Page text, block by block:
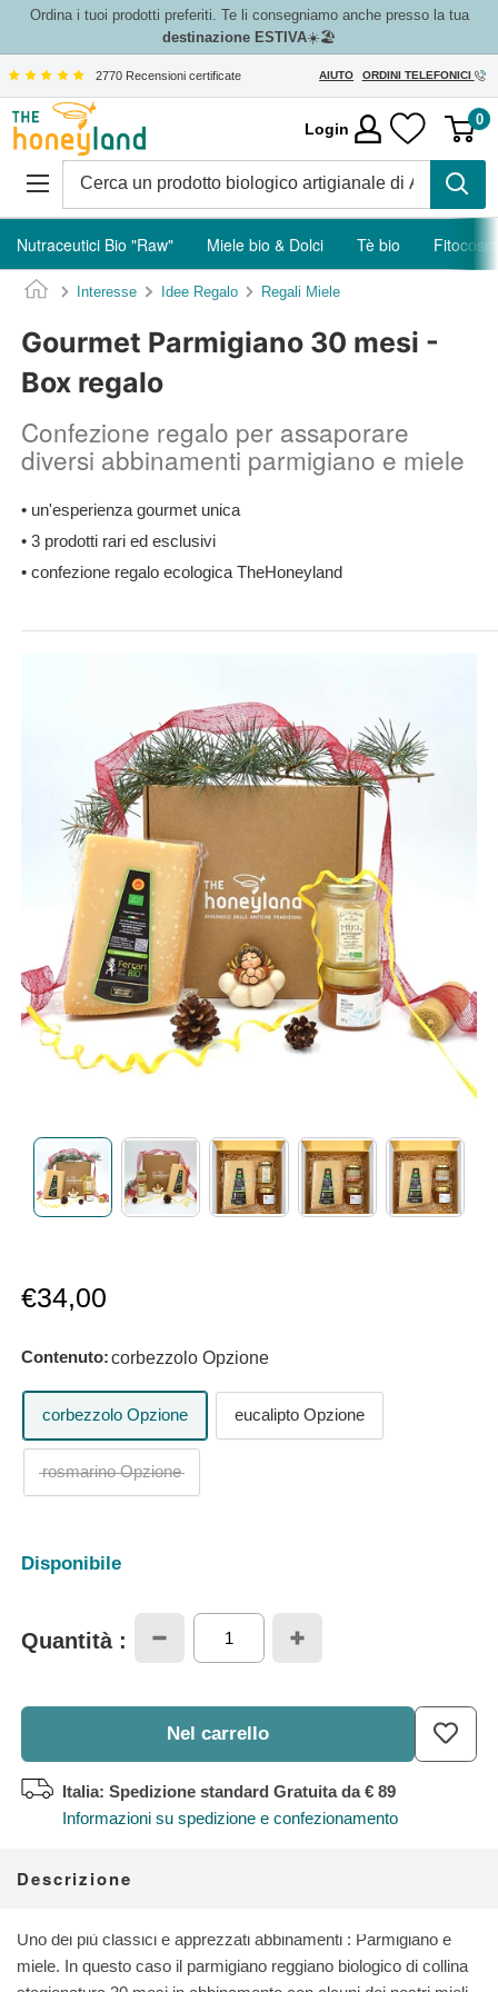
contenuto
Ordina i tuoi prodotti preferiti. Te li consegniamo anche presso la tua
destinazione ESTIVA☀️🏖️
2770 Recensioni certificate AIUTO ORDINI TELEFONICI
The
Honeyland
Login
0
Nutraceutici Bio "Raw" Miele bio & Dolci Tè bio
Interesse Idee Regalo Regali Miele
Gourmet Parmigiano 30 mesi -
Box regalo
Confezione regalo per assaporare
diversi abbinamenti parmigiano e miele
• un'esperienza gourmet unica
• 3 prodotti rari ed esclusivi
• confezione regalo ecologica TheHoneyland
Prezzo
€34,00
Contenuto:corbezzolo Opzione
corbezzolo Opzione eucalipto Opzione
rosmarino Opzione
Disponibile
Quantità :
Nel carrello
Italia: Spedizione standard Gratuita da € 89
Informazioni su spedizione e confezionamento
Descrizione
Uno dei più classici e apprezzati abbinamenti : Parmigiano e
miele. In questo caso il parmigiano reggiano biologico di collina